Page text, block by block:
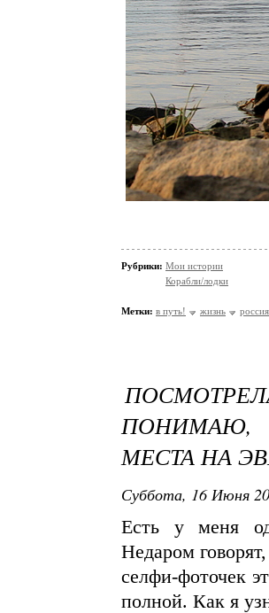
Рубрики: Мои истории
Корабли/лодки
Метки: в путь! жизнь россия
ПОНИМАЮ,
МЕСТА НА
Суббота, 16 Июня
Есть у меня
Недаром
селфи-фоточек
полной. Как я